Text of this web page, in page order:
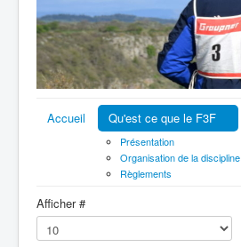
Accueil Qu'est ce que le F3F
Présentation
Organisation de la discipline
Règlements
Afficher #